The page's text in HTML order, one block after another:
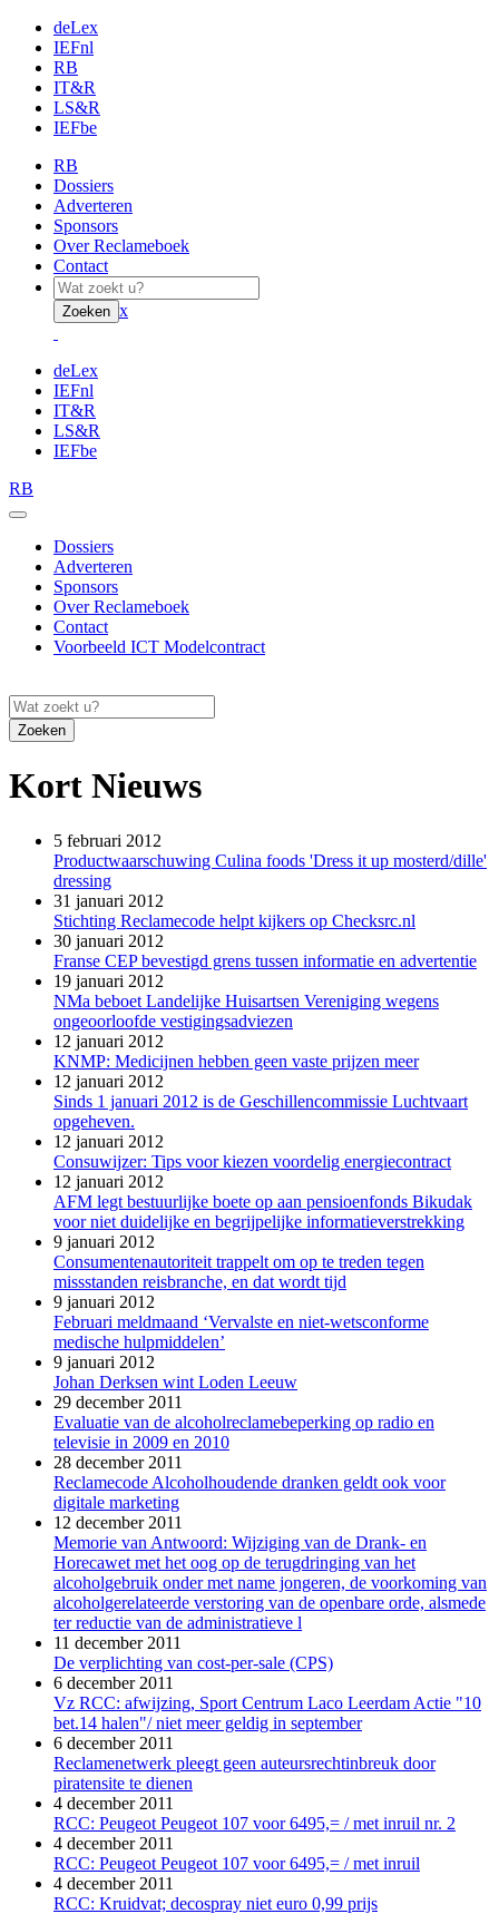
deLex
IEFnl
RB
IT&R
LS&R
IEFbe
RB
Dossiers
Adverteren
Sponsors
Over Reclameboek
Contact
Zoeken x
deLex
IEFnl
IT&R
LS&R
IEFbe
RB
Dossiers
Adverteren
Sponsors
Over Reclameboek
Contact
Voorbeeld ICT Modelcontract
Zoeken
Kort Nieuws
5 februari 2012
Productwaarschuwing Culina foods 'Dress it up mosterd/dille'
dressing
31 januari 2012
Stichting Reclamecode helpt kijkers op Checksrc.nl
30 januari 2012
Franse CEP bevestigd grens tussen informatie en advertentie
19 januari 2012
NMa beboet Landelijke Huisartsen Vereniging wegens
ongeoorloofde vestigingsadviezen
12 januari 2012
KNMP: Medicijnen hebben geen vaste prijzen meer
12 januari 2012
Sinds 1 januari 2012 is de Geschillencommissie Luchtvaart
opgeheven.
12 januari 2012
Consuwijzer: Tips voor kiezen voordelig energiecontract
12 januari 2012
AFM legt bestuurlijke boete op aan pensioenfonds Bikudak
voor niet duidelijke en begrijpelijke informatieverstrekking
9 januari 2012
Consumentenautoriteit trappelt om op te treden tegen
missstanden reisbranche, en dat wordt tijd
9 januari 2012
Februari meldmaand ‘Vervalste en niet-wetsconforme
medische hulpmiddelen’
9 januari 2012
Johan Derksen wint Loden Leeuw
29 december 2011
Evaluatie van de alcoholreclamebeperking op radio en
televisie in 2009 en 2010
28 december 2011
Reclamecode Alcoholhoudende dranken geldt ook voor
digitale marketing
12 december 2011
Memorie van Antwoord: Wijziging van de Drank- en
Horecawet met het oog op de terugdringing van het
alcoholgebruik onder met name jongeren, de voorkoming van
alcoholgerelateerde verstoring van de openbare orde, alsmede
ter reductie van de administratieve l
11 december 2011
De verplichting van cost-per-sale (CPS)
6 december 2011
Vz RCC: afwijzing, Sport Centrum Laco Leerdam Actie "10
bet.14 halen"/ niet meer geldig in september
6 december 2011
Reclamenetwerk pleegt geen auteursrechtinbreuk door
piratensite te dienen
4 december 2011
RCC: Peugeot Peugeot 107 voor 6495,= / met inruil nr. 2
4 december 2011
RCC: Peugeot Peugeot 107 voor 6495,= / met inruil
4 december 2011
RCC: Kruidvat; decospray niet euro 0,99 prijs